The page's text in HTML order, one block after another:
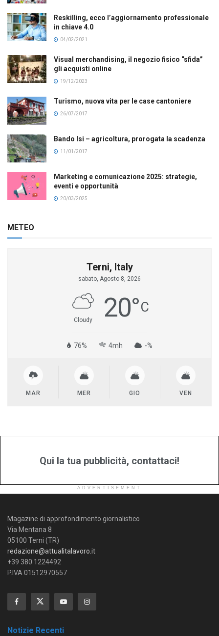
Reskilling, ecco l’aggiornamento professionale
in chiave 4.0
04/02/2021
Visual merchandising, il negozio fisico “sfida”
gli acquisti online
19/12/2023
Turismo, nuova vita per le case cantoniere
26/07/2017
Bando Isi – agricoltura, prorogata la scadenza
11/01/2017
Marketing e comunicazione 2025: strategie,
eventi e opportunità
20/03/2025
METEO
Terni, Italy
sabato, Agosto 8, 2026
Cloudy 20°C
76% 4mh -%
MAR MER GIO VEN
Qui la tua pubblicità, contattaci!
ADVERTISEMENT
Magazine di approfondimento giornalistico
Via Mentana 8
05100 Terni (TR)
redazione@attualitalavoro.it
+39 380 1224492
P.IVA 01512970557
Notizie Recenti